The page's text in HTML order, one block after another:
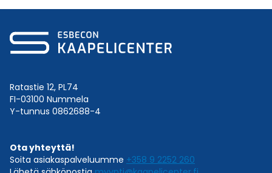
Ratastie 12, PL74
FI-03100 Nummela
Y-tunnus 0862688-4
Ota yhteyttä!
Soita asiakaspalveluumme +358 9 2252 260